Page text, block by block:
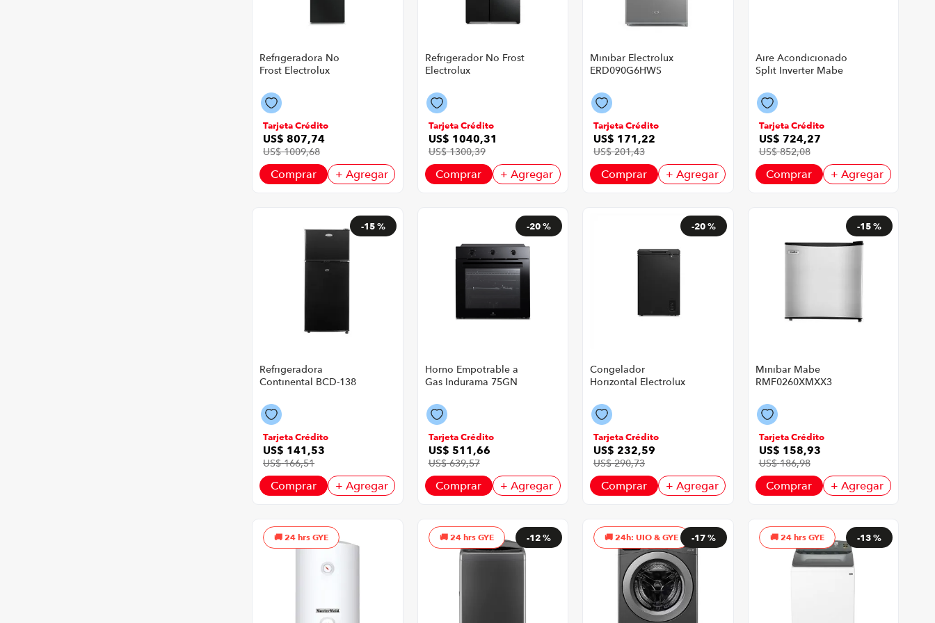
Refrigeradora No
Frost Electrolux
323 Litros Color
Negro
Tarjeta Crédito
US$ 807,74
US$ 1009,68
Comprar + Agregar
Refrigerador No Frost
Electrolux
Side By Side Inverter
611 Litros Color
Negro
Tarjeta Crédito
US$ 1040,31
US$ 1300,39
Comprar + Agregar
Minibar Electrolux
ERD090G6HWS
Frost Color Silver
Tarjeta Crédito
US$ 171 ,22
US$ 201,43
Comprar + Agregar
Aire Acondicionado
Split Inverter Mabe
Color Blanco
Tarjeta Crédito
US$ 724,27
US$ 852,08
Comprar + Agregar
-15 %
Refrigeradora
Continental BCD-138
Color Negro
Tarjeta Crédito
US$ 141 ,53
US$ 166,51
Comprar + Agregar
-20 %
Horno Empotrable a
Gas Indurama 75GN
Control de Perilla
Color Negro
Tarjeta Crédito
US$ 511 ,66
US$ 639,57
Comprar + Agregar
-20 %
Congelador
Horizontal Electrolux
95 Litros Color Negro
Tarjeta Crédito
US$ 232,59
US$ 290,73
Comprar + Agregar
-15 %
Minibar Mabe
RMF0260XMXX3
Color Inoxidable
Tarjeta Crédito
US$ 158,93
US$ 186,98
Comprar + Agregar
24 hrs GYE -12 %
24 hrs GYE -17 %
24h: UIO & GYE -13 %
24 hrs GYE